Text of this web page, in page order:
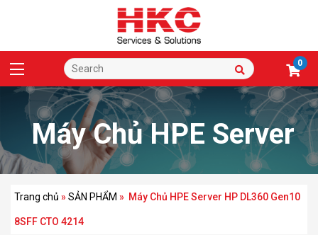
0
Máy Chủ HPE Server
HP DL360 Gen10 8SFF
Trang chủ »SẢN PHẨM » Máy Chủ HPE Server HP DL360 Gen10
8SFF CTO 4214